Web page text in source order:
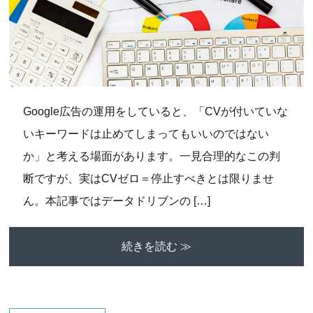
Google広告の運用をしていると、「CVが付いていな
いキーワードは止めてしまってもいいのではない
か」と考える場面があります。一見合理的なこの判
断ですが、実はCVゼロ＝停止すべきとは限りませ
ん。本記事ではデータドリブンの […]
続きを読む ≫